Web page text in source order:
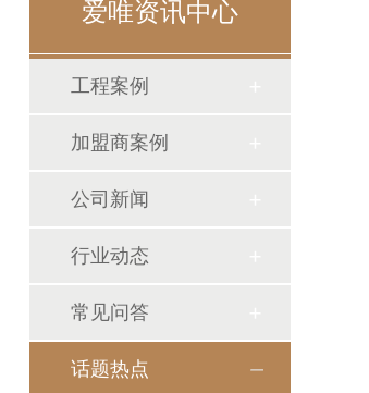
爱唯资讯中心
工程案例
加盟商案例
公司新闻
行业动态
常见问答
话题热点